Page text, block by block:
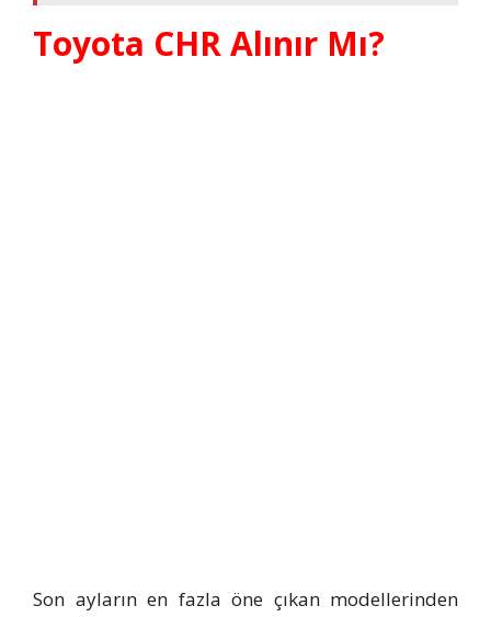
Toyota CHR Alınır Mı?
Son ayların en fazla öne çıkan modellerinden